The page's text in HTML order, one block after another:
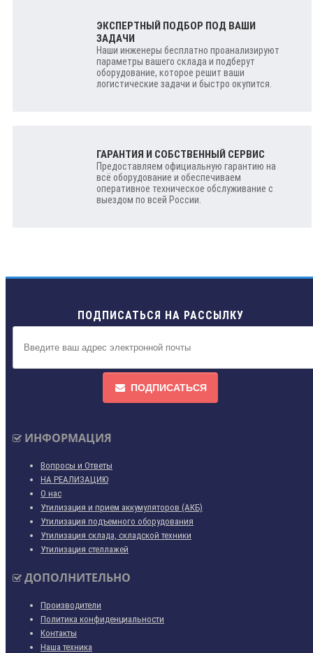
ЭКСПЕРТНЫЙ ПОДБОР ПОД ВАШИ
ЗАДАЧИ
Наши инженеры бесплатно проанализируют
параметры вашего склада и подберут
оборудование, которое решит ваши
логистические задачи и быстро окупится.
ГАРАНТИЯ И СОБСТВЕННЫЙ СЕРВИС
Предоставляем официальную гарантию на
всё оборудование и обеспечиваем
оперативное техническое обслуживание с
выездом по всей России.
ПОДПИСАТЬСЯ НА РАССЫЛКУ
ПОДПИСАТЬСЯ
ИНФОРМАЦИЯ
Вопросы и Ответы
НА РЕАЛИЗАЦИЮ
О нас
Утилизация и прием аккумуляторов (АКБ)
Утилизация подъемного оборудования
Утилизация склада, складской техники
Утилизация стеллажей
ДОПОЛНИТЕЛЬНО
Производители
Политика конфиденциальности
Контакты
Наша техника